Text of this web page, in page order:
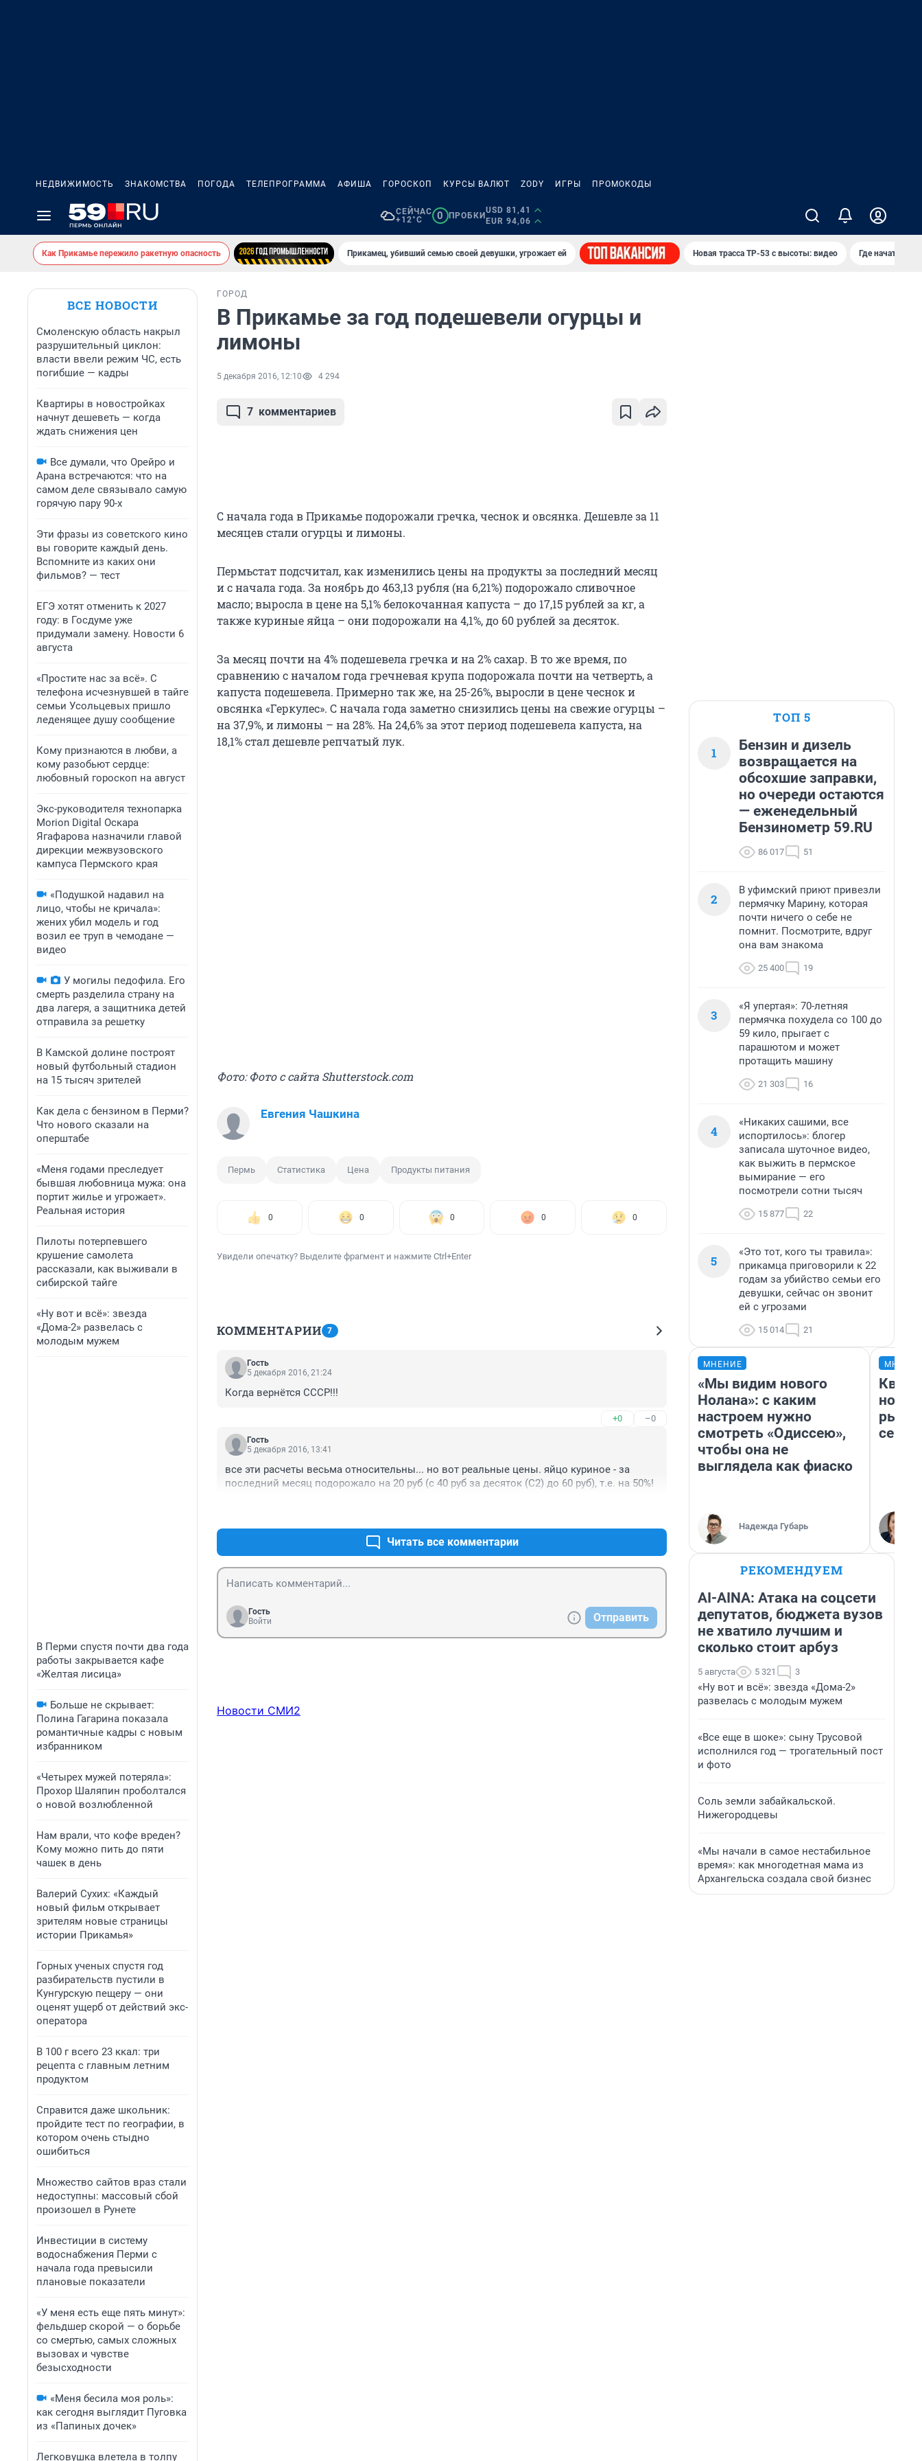
НЕДВИЖИМОСТЬ ЗНАКОМСТВА ПОГОДА ТЕЛЕПРОГРАММА АФИША ГОРОСКОП КУРСЫ ВАЛЮТ ZODY ИГРЫ ПРОМОКОДЫ
СЕЙЧАС
+12°C
0 ПРОБКИ
USD 81,41
EUR 94,06
Как Прикамье пережило ракетную опасность Прикамец, убивший семью своей девушки, угрожает ей Новая трасса ТР-53 с высоты: видео Где начать
ВСЕ НОВОСТИ
Смоленскую область накрыл
разрушительный циклон:
власти ввели режим ЧС, есть
погибшие — кадры
Квартиры в новостройках
начнут дешеветь — когда
ждать снижения цен
Все думали, что Орейро и
Арана встречаются: что на
самом деле связывало самую
горячую пару 90-х
Эти фразы из советского кино
вы говорите каждый день.
Вспомните из каких они
фильмов? — тест
ЕГЭ хотят отменить к 2027
году: в Госдуме уже
придумали замену. Новости 6
августа
«Простите нас за всё». С
телефона исчезнувшей в тайге
семьи Усольцевых пришло
леденящее душу сообщение
Кому признаются в любви, а
кому разобьют сердце:
любовный гороскоп на август
Экс-руководителя технопарка
Morion Digital Оскара
Ягафарова назначили главой
дирекции межвузовского
кампуса Пермского края
«Подушкой надавил на
лицо, чтобы не кричала»:
жених убил модель и год
возил ее труп в чемодане —
видео
У могилы педофила. Его
смерть разделила страну на
два лагеря, а защитника детей
отправила за решетку
В Камской долине построят
новый футбольный стадион
на 15 тысяч зрителей
Как дела с бензином в Перми?
Что нового сказали на
оперштабе
«Меня годами преследует
бывшая любовница мужа: она
портит жилье и угрожает».
Реальная история
Пилоты потерпевшего
крушение самолета
рассказали, как выживали в
сибирской тайге
«Ну вот и всё»: звезда
«Дома-2» развелась с
молодым мужем
В Перми спустя почти два года
работы закрывается кафе
«Желтая лисица»
Больше не скрывает:
Полина Гагарина показала
романтичные кадры с новым
избранником
«Четырех мужей потеряла»:
Прохор Шаляпин проболтался
о новой возлюбленной
Нам врали, что кофе вреден?
Кому можно пить до пяти
чашек в день
Валерий Сухих: «Каждый
новый фильм открывает
зрителям новые страницы
истории Прикамья»
Горных ученых спустя год
разбирательств пустили в
Кунгурскую пещеру — они
оценят ущерб от действий экс-
оператора
В 100 г всего 23 ккал: три
рецепта с главным летним
продуктом
Справится даже школьник:
пройдите тест по географии, в
котором очень стыдно
ошибиться
Множество сайтов враз стали
недоступны: массовый сбой
произошел в Рунете
Инвестиции в систему
водоснабжения Перми с
начала года превысили
плановые показатели
«У меня есть еще пять минут»:
фельдшер скорой — о борьбе
со смертью, самых сложных
вызовах и чувстве
безысходности
«Меня бесила моя роль»:
как сегодня выглядит Пуговка
из «Папиных дочек»
Легковушка влетела в толпу
ГОРОД
В Прикамье за год подешевели огурцы и
лимоны
5 декабря 2016, 12:10 4 294
7 комментариев
С начала года в Прикамье подорожали гречка, чеснок и овсянка. Дешевле за 11
месяцев стали огурцы и лимоны.
Пермьстат подсчитал, как изменились цены на продукты за последний месяц
и с начала года. За ноябрь до 463,13 рубля (на 6,21%) подорожало сливочное
масло; выросла в цене на 5,1% белокочанная капуста – до 17,15 рублей за кг, а
также куриные яйца – они подорожали на 4,1%, до 60 рублей за десяток.
За месяц почти на 4% подешевела гречка и на 2% сахар. В то же время, по
сравнению с началом года гречневая крупа подорожала почти на четверть, а
капуста подешевела. Примерно так же, на 25-26%, выросли в цене чеснок и
овсянка «Геркулес». С начала года заметно снизились цены на свежие огурцы –
на 37,9%, и лимоны – на 28%. На 24,6% за этот период подешевела капуста, на
18,1% стал дешевле репчатый лук.
Фото: Фото с сайта Shutterstock.com
Евгения Чашкина
Пермь Статистика Цена Продукты питания
0 0 0 0 0
Увидели опечатку? Выделите фрагмент и нажмите Ctrl+Enter
КОММЕНТАРИИ 7
Гость
5 декабря 2016, 21:24
Когда вернётся СССР!!!
+0 –0
Гость
5 декабря 2016, 13:41
все эти расчеты весьма относительны... но вот реальные цены. яйцо куриное - за
последний месяц подорожало на 20 руб (c 40 руб за десяток (С2) до 60 руб), т.е. на 50%!
Читать все комментарии
Гость
Войти
Отправить
Новости СМИ2
ТОП 5
1
Бензин и дизель
возвращается на
обсохшие заправки,
но очереди остаются
— еженедельный
Бензинометр 59.RU
86 017 51
2
В уфимский приют привезли
пермячку Марину, которая
почти ничего о себе не
помнит. Посмотрите, вдруг
она вам знакома
25 400 19
3
«Я упертая»: 70-летняя
пермячка похудела со 100 до
59 кило, прыгает с
парашютом и может
протащить машину
21 303 16
4
«Никаких сашими, все
испортилось»: блогер
записала шуточное видео,
как выжить в пермское
вымирание — его
посмотрели сотни тысяч
15 877 22
5
«Это тот, кого ты травила»:
прикамца приговорили к 22
годам за убийство семьи его
девушки, сейчас он звонит
ей с угрозами
15 014 21
МНЕНИЕ
«Мы видим нового
Нолана»: с каким
настроем нужно
смотреть «Одиссею»,
чтобы она не
выглядела как фиаско
Надежда Губарь
но
РЕКОМЕНДУЕМ
AI-AINA: Атака на соцсети
депутатов, бюджета вузов
не хватило лучшим и
сколько стоит арбуз
5 августа 5 321 3
«Ну вот и всё»: звезда «Дома-2»
развелась с молодым мужем
«Все еще в шоке»: сыну Трусовой
исполнился год — трогательный пост
и фото
Соль земли забайкальской.
Нижегородцевы
«Мы начали в самое нестабильное
время»: как многодетная мама из
Архангельска создала свой бизнес